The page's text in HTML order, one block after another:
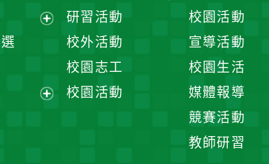
單
研習活動
校外活動
校園志工
校園活動
校園活動
宣導活動
校園生活
媒體報導
競賽活動
教師研習